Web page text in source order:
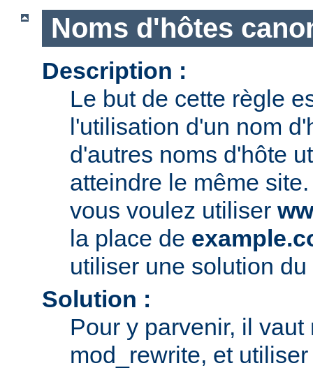
Noms d'hôtes
Description :
Le but de cette règle
l'utilisation d'un nom
d'autres noms d'hôte
atteindre le même
vous voulez utiliser
la place de
utiliser une solution du
Solution :
Pour y parvenir, il
mod_rewrite, et